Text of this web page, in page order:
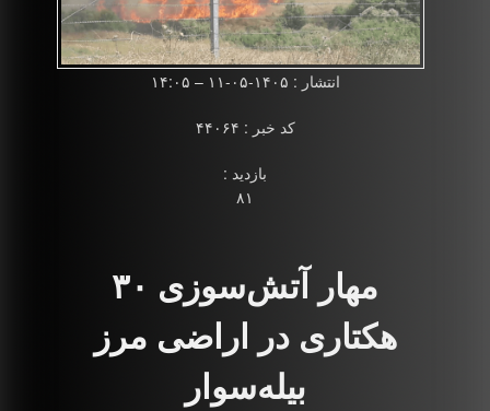
انتشار : ۱۴۰۵-۰۵-۱۱ – ۱۴:۰۵
کد خبر : ۴۴۰۶۴
بازدید :
۸۱
مهار آتش‌سوزی ۳۰
هکتاری در اراضی مرز
بیله‌سوار